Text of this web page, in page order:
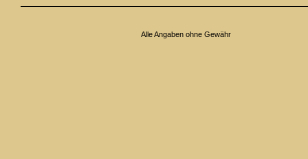
Alle Angaben ohne Gewähr